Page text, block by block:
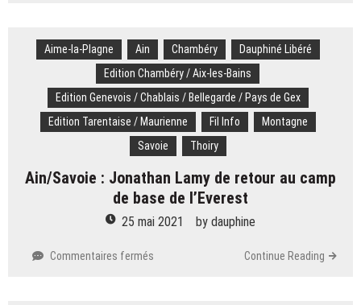
du
Lhotse
:
Jonathan
Lamy
raconte
formidable
aventure
au
Aime-la-Plagne Ain Chambéry
Dauphiné Libéré
Edition Chambéry / Aix-les-Bains
Edition Genevois / Chablais / Bellegarde / Pays de Gex
Edition Tarentaise / Maurienne
Fil Info
Montagne
Savoie
Thoiry
Ain/Savoie : Jonathan Lamy de retour au camp
de base de l’Everest
25 mai 2021 by dauphine
Commentaires fermés Continue Reading